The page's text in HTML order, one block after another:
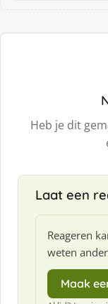
Heb je dit
Laat een
Reageren
weten
Maak